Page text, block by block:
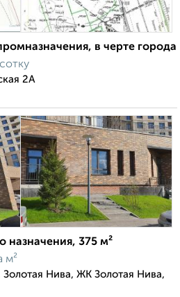
в черте города
2А
375 м²
м²
Нива, ЖК Золотая Нива,